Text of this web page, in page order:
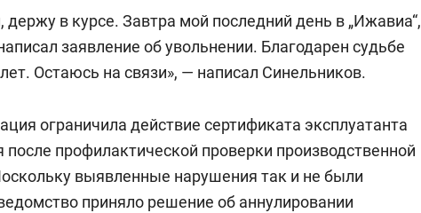
держу в курсе. Завтра мой последний день в „Ижавиа“,
заявление об увольнении. Благодарен судьбе
Остаюсь на связи», — написал Синельников.
ограничила действие сертификата эксплуатанта
профилактической проверки производственной
выявленные нарушения так и не были
приняло решение об аннулировании